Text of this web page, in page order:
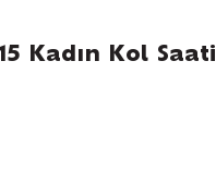
Kadın Kol Saati